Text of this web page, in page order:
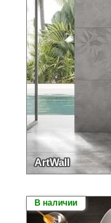
ArtWall
В наличии